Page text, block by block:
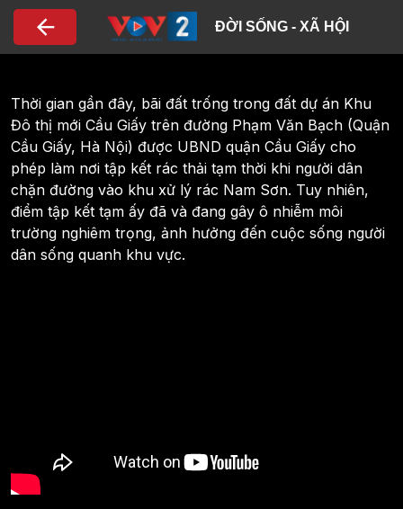
Nhảy đến nội dung
ĐỜI SỐNG - XÃ HỘI
Thời gian gần đây, bãi đất trống trong đất dự án Khu
Đô thị mới Cầu Giấy trên đường Phạm Văn Bạch (Quận
Cầu Giấy, Hà Nội) được UBND quận Cầu Giấy cho
phép làm nơi tập kết rác thải tạm thời khi người dân
chặn đường vào khu xử lý rác Nam Sơn. Tuy nhiên,
điểm tập kết tạm ấy đã và đang gây ô nhiễm môi
trường nghiêm trọng, ảnh hưởng đến cuộc sống người
dân sống quanh khu vực.